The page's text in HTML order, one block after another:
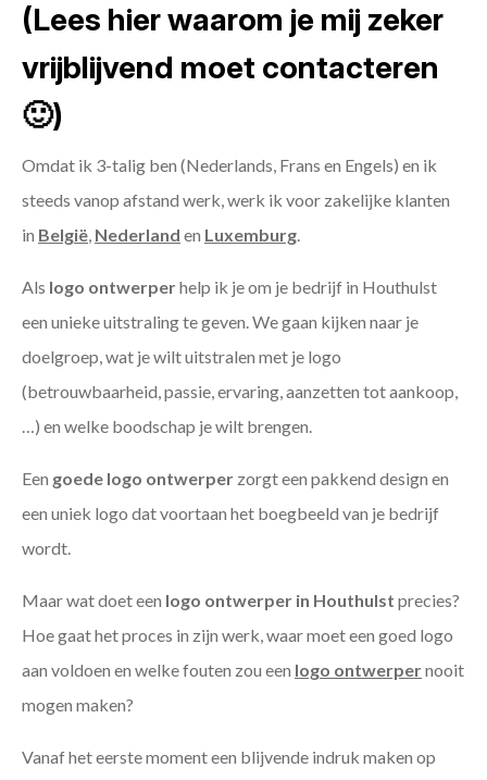
(Lees hier waarom je mij zeker
vrijblijvend moet contacteren
🙂)
Omdat ik 3-talig ben (Nederlands, Frans en Engels) en ik
steeds vanop afstand werk, werk ik voor zakelijke klanten
in België, Nederland en Luxemburg.
Als logo ontwerperhelp ik je om je bedrijf in Houthulst
een unieke uitstraling te geven. We gaan kijken naar je
doelgroep, wat je wilt uitstralen met je logo
(betrouwbaarheid, passie, ervaring, aanzetten tot aankoop,
…) en welke boodschap je wilt brengen.
Een goede logo ontwerper zorgt een pakkend design en
een uniek logo dat voortaan het boegbeeld van je bedrijf
wordt.
Maar wat doet een logo ontwerper in Houthulst precies?
Hoe gaat het proces in zijn werk, waar moet een goed logo
aan voldoen en welke fouten zou een logo ontwerpernooit
mogen maken?
Vanaf het eerste moment een blijvende indruk maken op